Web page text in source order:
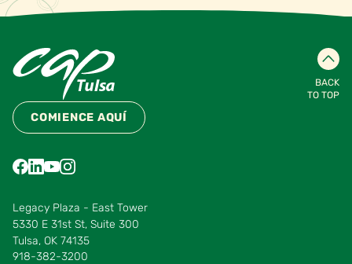
BACK
TO TOP
COMIENCE AQUÍ
Find us on Facebook
Find us on LinkedIn
Find us on YouTube
Find us on Instagram
Find us on Pinterest
Find us on Vimeo
Legacy Plaza - East Tower
5330 E 31st St, Suite 300
Tulsa, OK 74135
918-382-3200